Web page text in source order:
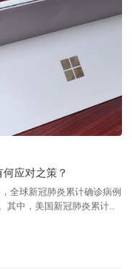
应对之策？
全球新冠肺炎累计确诊病例
中，美国新冠肺炎累计确
此严峻的抗
放射性/核威胁和新发流行